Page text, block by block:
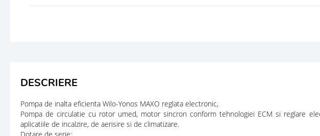
DESCRIERE
Pompa de inalta eficienta Wilo-Yonos MAXO reglata electronic,
Pompa de circulatie cu rotor umed, motor sincron conform tehnologiei ECM si reglare
aplicatiile de incalzire, de aerisire si de climatizare.